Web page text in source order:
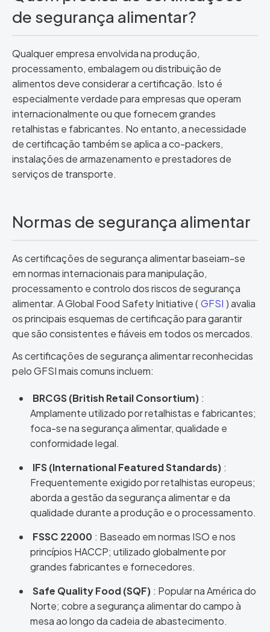
de segurança alimentar?
Qualquer empresa envolvida na produção,
processamento, embalagem ou distribuição de
alimentos deve considerar a certificação. Isto é
especialmente verdade para empresas que operam
internacionalmente ou que fornecem grandes
retalhistas e fabricantes. No entanto, a necessidade
de certificação também se aplica a co-packers,
instalações de armazenamento e prestadores de
serviços de transporte.
Normas de segurança alimentar
As certificações de segurança alimentar baseiam-se
em normas internacionais para manipulação,
processamento e controlo dos riscos de segurança
alimentar. A Global Food Safety Initiative (GFSI ) avalia
os principais esquemas de certificação para garantir
que são consistentes e fiáveis em todos os mercados.
As certificações de segurança alimentar reconhecidas
pelo GFSI mais comuns incluem:
BRCGS (British Retail Consortium) :
Amplamente utilizado por retalhistas e fabricantes;
foca-se na segurança alimentar, qualidade e
conformidade legal.
IFS (International Featured Standards) :
Frequentemente exigido por retalhistas europeus;
aborda a gestão da segurança alimentar e da
qualidade durante a produção e o processamento.
FSSC 22000 : Baseado em normas ISO e nos
princípios HACCP; utilizado globalmente por
grandes fabricantes e fornecedores.
Safe Quality Food (SQF) : Popular na América do
Norte; cobre a segurança alimentar do campo à
mesa ao longo da cadeia de abastecimento.